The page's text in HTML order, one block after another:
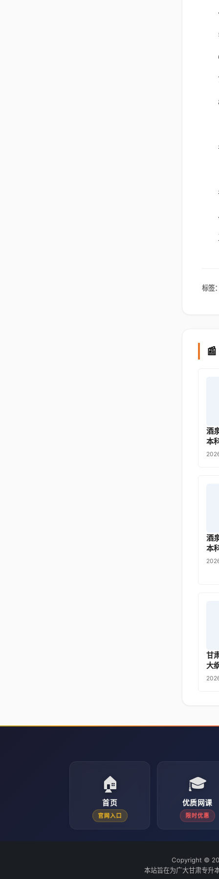
标签
酒
本
酒
本
甘
大
🏠
首页
官网入口
🎓
优质网课
限时优惠
Copyright ©
本站旨在为广大甘肃专升